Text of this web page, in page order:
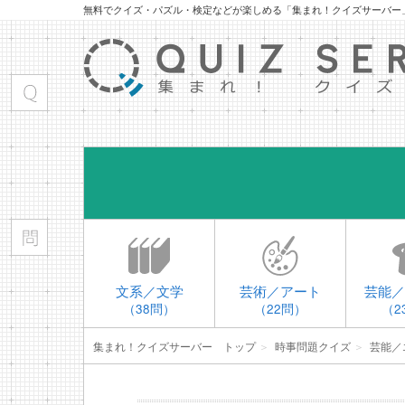
無料でクイズ・パズル・検定などが楽しめる「集まれ！クイズサーバー
文系／文学
（38問）
芸術／アート
（22問）
芸能
（
集まれ！クイズサーバー トップ＞ 時事問題クイズ ＞ 芸能